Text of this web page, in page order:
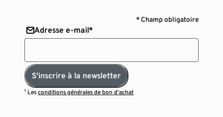
* Champ obligatoire
Adresse e-mail*
S'inscrire à la newsletter
¹ Lesconditions générales de bon d’achat